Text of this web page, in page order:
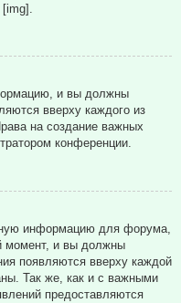
и вы должны
вверху каждого из
на создание важных
конференции.
информацию для форума,
момент, и вы должны
появляются вверху каждой
Так же, как и с важными
предоставляются